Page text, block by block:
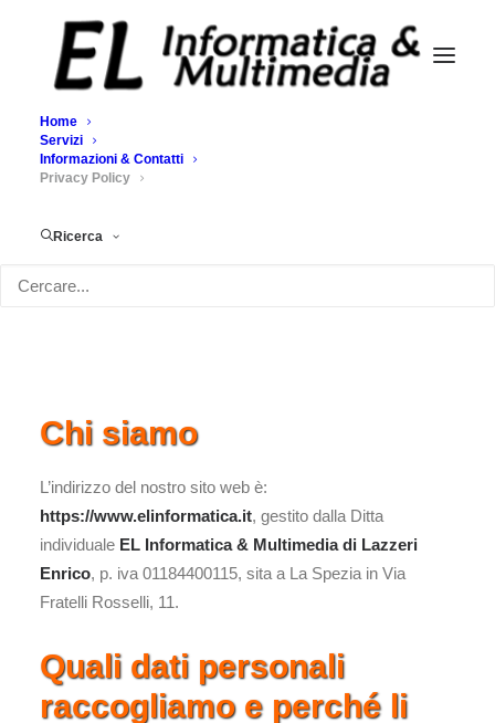
Home
Servizi
Informazioni & Contatti
Privacy Policy
Ricerca
Privacy Policy
Chi siamo
L’indirizzo del nostro sito web è:
https://www.elinformatica.it, gestito dalla Ditta
individuale EL Informatica & Multimedia di Lazzeri
Enrico, p. iva 01184400115, sita a La Spezia in Via
Fratelli Rosselli, 11.
Quali dati personali
raccogliamo e perché li